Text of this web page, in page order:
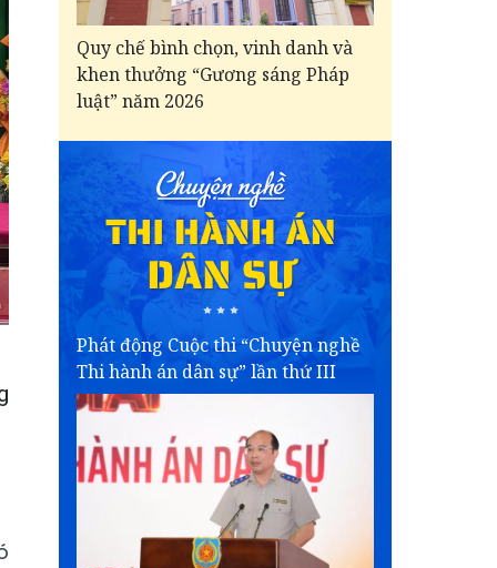
Quy chế bình chọn, vinh danh và
khen thưởng “Gương sáng Pháp
luật” năm 2026
Phát động Cuộc thi “Chuyện nghề
Thi hành án dân sự” lần thứ III